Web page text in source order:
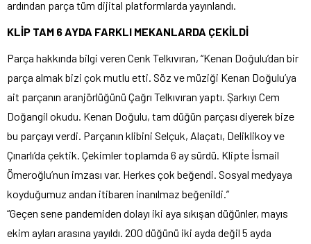
ardından parça tüm dijital platformlarda yayınlandı.
KLİP TAM 6 AYDA FARKLI MEKANLARDA ÇEKİLDİ
Parça hakkında bilgi veren Cenk Telkıvıran, “Kenan Doğulu’dan bir
parça almak bizi çok mutlu etti. Söz ve müziği Kenan Doğulu’ya
ait parçanın aranjörlüğünü Çağrı Telkıvıran yaptı. Şarkıyı Cem
Doğangil okudu. Kenan Doğulu, tam düğün parçası diyerek bize
bu parçayı verdi. Parçanın klibini Selçuk, Alaçatı, Deliklikoy ve
Çınarlı’da çektik. Çekimler toplamda 6 ay sürdü. Klipte İsmail
Ömeroğlu’nun imzası var. Herkes çok beğendi. Sosyal medyaya
koyduğumuz andan itibaren inanılmaz beğenildi.”
“Geçen sene pandemiden dolayı iki aya sıkışan düğünler, mayıs
ekim ayları arasına yayıldı. 200 düğünü iki ayda değil 5 ayda